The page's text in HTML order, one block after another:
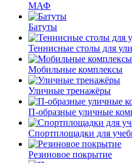
МАФ
Батуты
Теннисные столы для
Мобильные комплексы
Уличные тренажёры
П-образные уличные
Спортплощадки для
Резиновое покрытие